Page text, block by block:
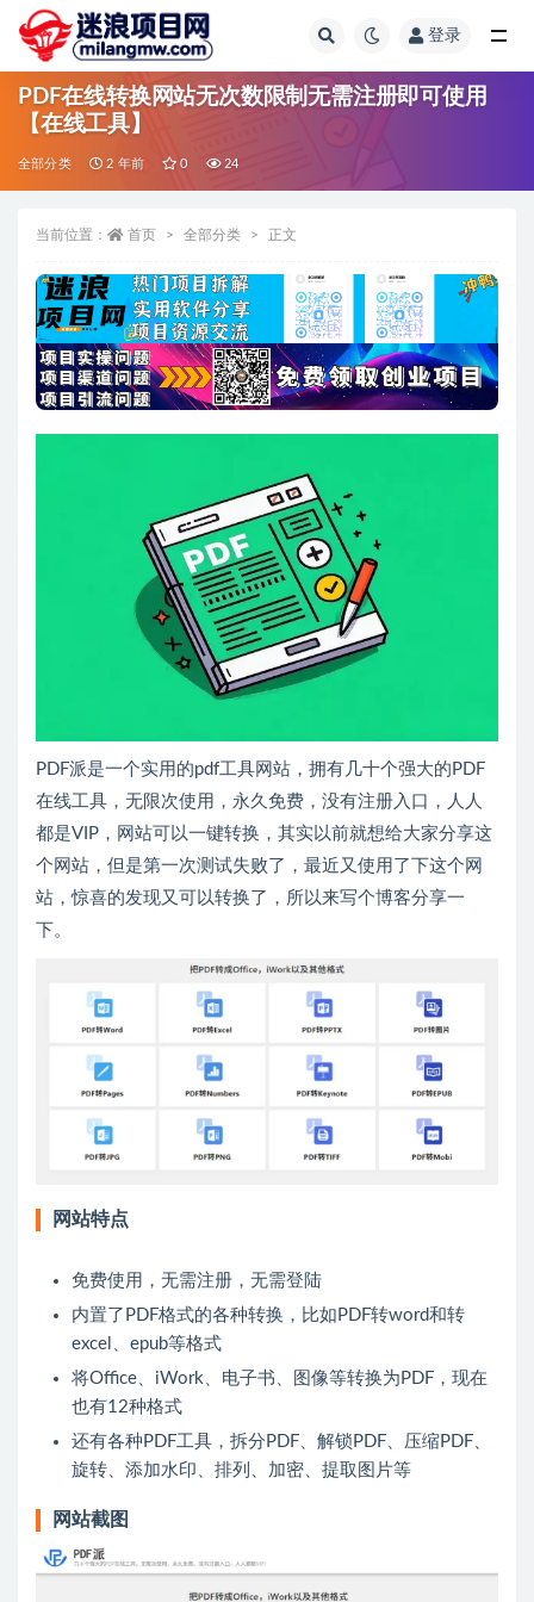
登录
PDF在线转换网站无次数限制无需注册即可使用
【在线工具】
全部分类 2 年前 0 24
当前位置： 首页 全部分类 正文
PDF派是一个实用的pdf工具网站，拥有几十个强大的PDF
在线工具，无限次使用，永久免费，没有注册入口，人人
都是VIP，网站可以一键转换，其实以前就想给大家分享这
个网站，但是第一次测试失败了，最近又使用了下这个网
站，惊喜的发现又可以转换了，所以来写个博客分享一
下。
网站特点
免费使用，无需注册，无需登陆
内置了PDF格式的各种转换，比如PDF转word和转
excel、epub等格式
将Office、 iWork 、电子书、图像等转换为PDF，现在
也有12种格式
还有各种PDF工具，拆分PDF、解锁PDF、压缩PDF、
旋转、添加水印、排列、加密、提取图片等
网站截图
全部